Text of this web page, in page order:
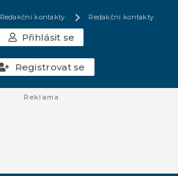
Redakční kontakty Redakční kontakty
Přihlásit se
Registrovat se
Reklama